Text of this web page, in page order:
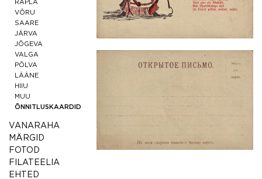
RAPLA
VÕRU
SAARE
JÄRVA
JÕGEVA
VALGA
PÕLVA
LÄÄNE
HIIU
MUU
ÕNNITLUSKAARDID
VANARAHA
MÄRGID
FOTOD
FILATEELIA
EHTED